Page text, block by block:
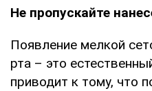
Не пропускайте
Появление мелкой
рта – это
приводит к тому, что